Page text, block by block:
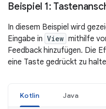
Beispiel 1:
In diesem Beispiel wird
Eingabe in View mithilfe
Feedback hinzufügen. Die
eine Taste gedrückt zu
Kotlin Java